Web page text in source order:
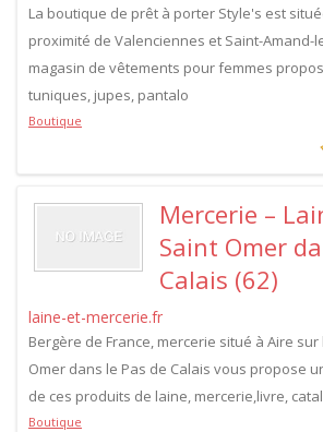
La boutique de prêt à porter Style's est
proximité de Valenciennes et Saint-Amand-
magasin de vêtements pour femmes
tuniques, jupes, pantalo
Boutique
Mercerie –
Saint Omer
Calais (62)
laine-et-mercerie.fr
Bergère de France, mercerie situé à Aire
Omer dans le Pas de Calais vous propose
de ces produits de laine, mercerie,livre,
Boutique